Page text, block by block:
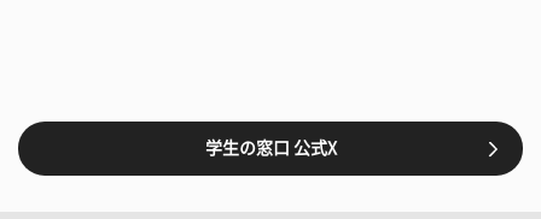
学生の窓口 公式X